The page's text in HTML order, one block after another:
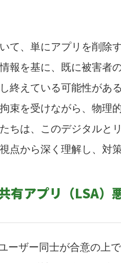
て、単にアプリを削除
報を基に、既に被害者
終えている可能性があ
束を受けながら、物理
ちは、このデジタルと
点から深く理解し、対
有アプリ（LSA）
ーザー同士が合意の上